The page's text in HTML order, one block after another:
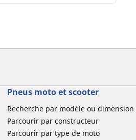
Pneus moto et scooter
Recherche par modèle ou dimension
Parcourir par constructeur
Parcourir par type de moto